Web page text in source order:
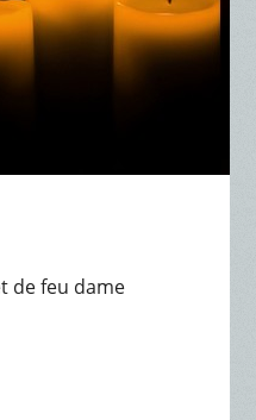
de feu dame